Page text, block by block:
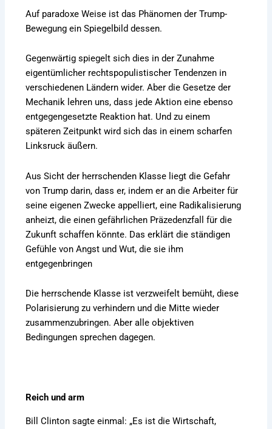
Auf paradoxe Weise ist das Phänomen der Trump-
Bewegung ein Spiegelbild dessen.
Gegenwärtig spiegelt sich dies in der Zunahme
eigentümlicher rechtspopulistischer Tendenzen in
verschiedenen Ländern wider. Aber die Gesetze der
Mechanik lehren uns, dass jede Aktion eine ebenso
entgegengesetzte Reaktion hat. Und zu einem
späteren Zeitpunkt wird sich das in einem scharfen
Linksruck äußern.
Aus Sicht der herrschenden Klasse liegt die Gefahr
von Trump darin, dass er, indem er an die Arbeiter für
seine eigenen Zwecke appelliert, eine Radikalisierung
anheizt, die einen gefährlichen Präzedenzfall für die
Zukunft schaffen könnte. Das erklärt die ständigen
Gefühle von Angst und Wut, die sie ihm
entgegenbringen
Die herrschende Klasse ist verzweifelt bemüht, diese
Polarisierung zu verhindern und die Mitte wieder
zusammenzubringen. Aber alle objektiven
Bedingungen sprechen dagegen.
Reich und arm
Bill Clinton sagte einmal: „Es ist die Wirtschaft,